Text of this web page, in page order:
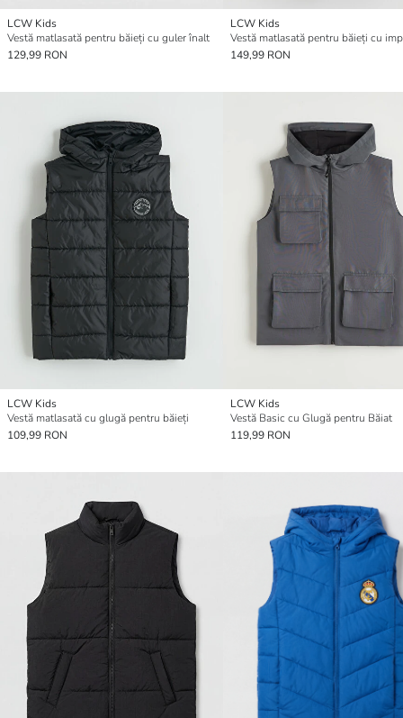
LCW Kids
Vestă matlasată pentru băieți cu guler înalt
129,99 RON
LCW Kids
149,99 RON
LCW Kids
Vestă matlasată cu glugă pentru băieți
109,99 RON
LCW Kids
Vestă Basic cu Glugă pentru Băiat
119,99 RON